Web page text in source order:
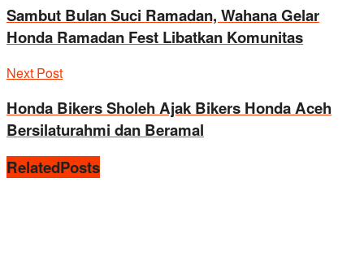
Sambut Bulan Suci Ramadan, Wahana Gelar
Honda Ramadan Fest Libatkan Komunitas
Next Post
Honda Bikers Sholeh Ajak Bikers Honda Aceh
Bersilaturahmi dan Beramal
RelatedPosts